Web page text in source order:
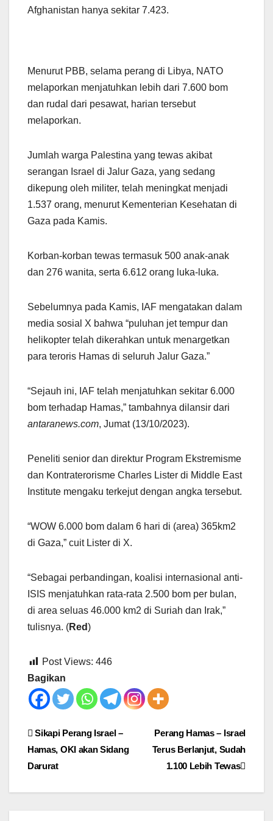
Afghanistan hanya sekitar 7.423.
Menurut PBB, selama perang di Libya, NATO
melaporkan menjatuhkan lebih dari 7.600 bom
dan rudal dari pesawat, harian tersebut
melaporkan.
Jumlah warga Palestina yang tewas akibat
serangan Israel di Jalur Gaza, yang sedang
dikepung oleh militer, telah meningkat menjadi
1.537 orang, menurut Kementerian Kesehatan di
Gaza pada Kamis.
Korban-korban tewas termasuk 500 anak-anak
dan 276 wanita, serta 6.612 orang luka-luka.
Sebelumnya pada Kamis, IAF mengatakan dalam
media sosial X bahwa “puluhan jet tempur dan
helikopter telah dikerahkan untuk menargetkan
para teroris Hamas di seluruh Jalur Gaza.”
“Sejauh ini, IAF telah menjatuhkan sekitar 6.000
bom terhadap Hamas,” tambahnya dilansir dari
antaranews.com, Jumat (13/10/2023).
Peneliti senior dan direktur Program Ekstremisme
dan Kontraterorisme Charles Lister di Middle East
Institute mengaku terkejut dengan angka tersebut.
“WOW 6.000 bom dalam 6 hari di (area) 365km2
di Gaza,” cuit Lister di X.
“Sebagai perbandingan, koalisi internasional anti-
ISIS menjatuhkan rata-rata 2.500 bom per bulan,
di area seluas 46.000 km2 di Suriah dan Irak,”
tulisnya. (Red)
Post Views: 446
Bagikan
Post
navigation
Perang Hamas – Israel
Terus Berlanjut, Sudah
1.100 Lebih Tewas
Sikapi Perang Israel –
Hamas, OKI akan Sidang
Darurat